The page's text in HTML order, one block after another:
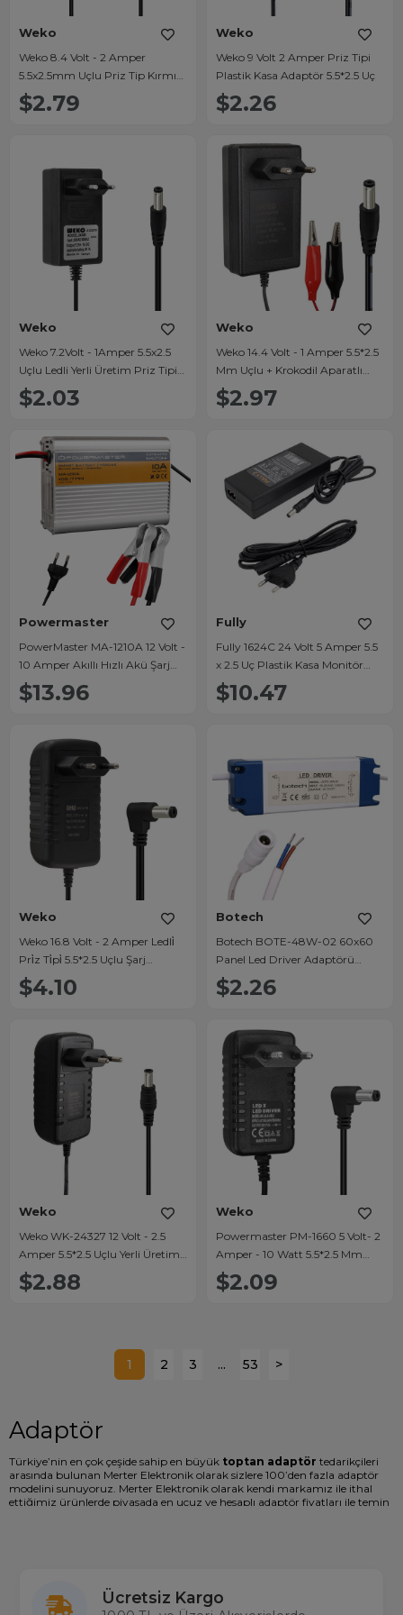
Weko
Weko 8.4 Volt - 2 Amper
5.5x2.5mm Uçlu Priz Tip Kırmızı
Yeşil Ledli Yerli Üretim Akü Şarj
Adaptörü
$2.79
Weko
Weko 9 Volt 2 Amper Priz Tipi
Plastik Kasa Adaptör 5.5*2.5 Uç
$2.26
Weko
Weko 7.2Volt - 1Amper 5.5x2.5
Uçlu Ledli Yerli Üretim Priz Tipi
Adaptör
$2.03
Weko
Weko 14.4 Volt - 1 Amper 5.5*2.5
Mm Uçlu + Krokodil Aparatlı
Akü Şarj Cihazı WK-29112
$2.97
Powermaster
PowerMaster MA-1210A 12 Volt -
10 Amper Akıllı Hızlı Akü Şarj
Cihazı Analog Amper Göstergeli
$13.96
Fully
Fully 1624C 24 Volt 5 Amper 5.5
x 2.5 Uç Plastik Kasa Monitör
Adaptörü
$10.47
Weko
Weko 16.8 Volt - 2 Amper Ledli̇
Pri̇z Ti̇pi̇ 5.5*2.5 Uçlu Şarj
Adaptörü
$4.10
Botech
Botech BOTE-48W-02 60x60
Panel Led Driver Adaptörü
(50V-70V Dc)
$2.26
Weko
Weko WK-24327 12 Volt - 2.5
Amper 5.5*2.5 Uçlu Yerli Üretim
Plastik Kasa Priz Tipi Adaptör
$2.88
Weko
Powermaster PM-1660 5 Volt- 2
Amper - 10 Watt 5.5*2.5 Mm
Düz Uçlu Priz Tipi Adaptör
$2.09
1 2 3 ... 53 >
Adaptör
Türkiye’nin en çok çeşide sahip en büyük toptan adaptör tedarikçileri
arasında bulunan Merter Elektronik olarak sizlere 100’den fazla adaptör
modelini sunuyoruz. Merter Elektronik olarak kendi markamız ile ithal
ettiğimiz ürünlerde piyasada en ucuz ve hesaplı adaptör fiyatları ile temin
12 Volt yani 12V adaptör çeşitleri yaygın olarak kullanılmaktadır. Bunun
yanı sıra 12v 2a adaptör ve 12v 5a adaptör modelleri de en çok tercih
Ücretsiz Kargo